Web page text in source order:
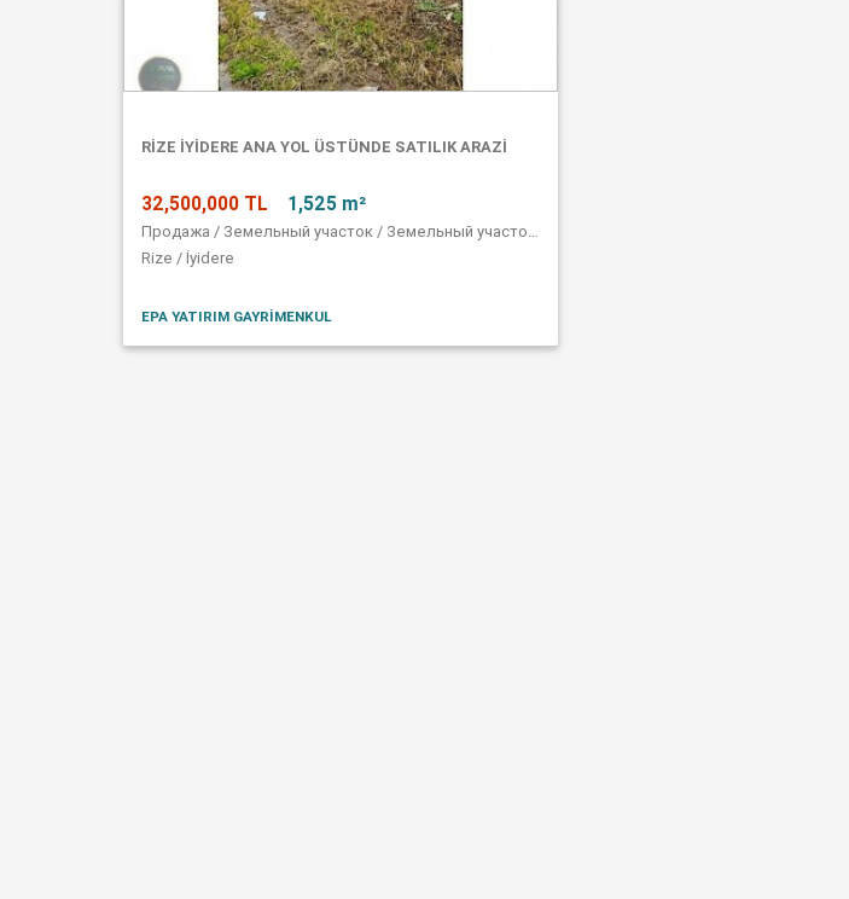
RİZE İYİDERE ANA YOL ÜSTÜNDE SATILIK ARAZİ
32,500,000 TL 1,525 m²
Продажа / Земельный участок / Земельный участок в коммерческой зоне
Rize / İyidere
EPA YATIRIM GAYRİMENKUL